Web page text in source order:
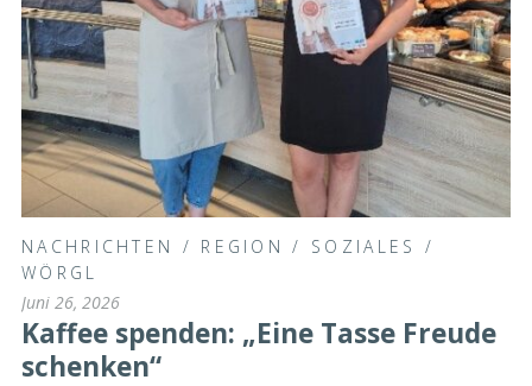
NACHRICHTEN / REGION / SOZIALES
/
WÖRGL
Juni 26, 2026
Kaffee spenden: „Eine Tasse Freude
schenken“